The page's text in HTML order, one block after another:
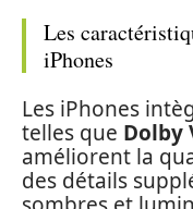
Les
iPhones
Les iPhones
telles que Dolby
améliorent la
des détails